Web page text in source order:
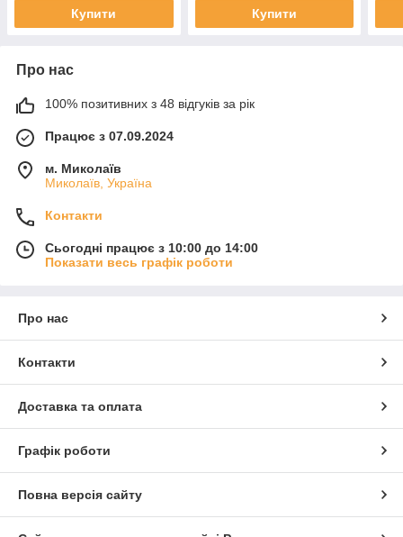
Купити Купити
Про нас
100% позитивних з 48 відгуків за рік
Працює з 07.09.2024
м. Миколаїв
Миколаїв, Україна
Контакти
Сьогодні працює з 10:00 до 14:00
Показати весь графік роботи
Про нас
Контакти
Доставка та оплата
Графік роботи
Повна версія сайту